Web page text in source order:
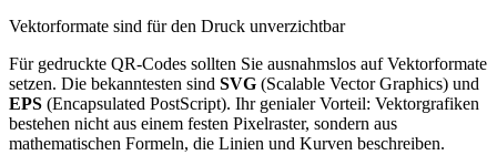
Vektorformate sind für den Druck unverzichtbar
Für gedruckte QR‑Codes sollten Sie ausnahmslos auf Vektorformate
setzen. Die bekanntesten sind SVG (Scalable Vector Graphics) und
EPS (Encapsulated PostScript). Ihr genialer Vorteil: Vektorgrafiken
bestehen nicht aus einem festen Pixelraster, sondern aus
mathematischen Formeln, die Linien und Kurven beschreiben.